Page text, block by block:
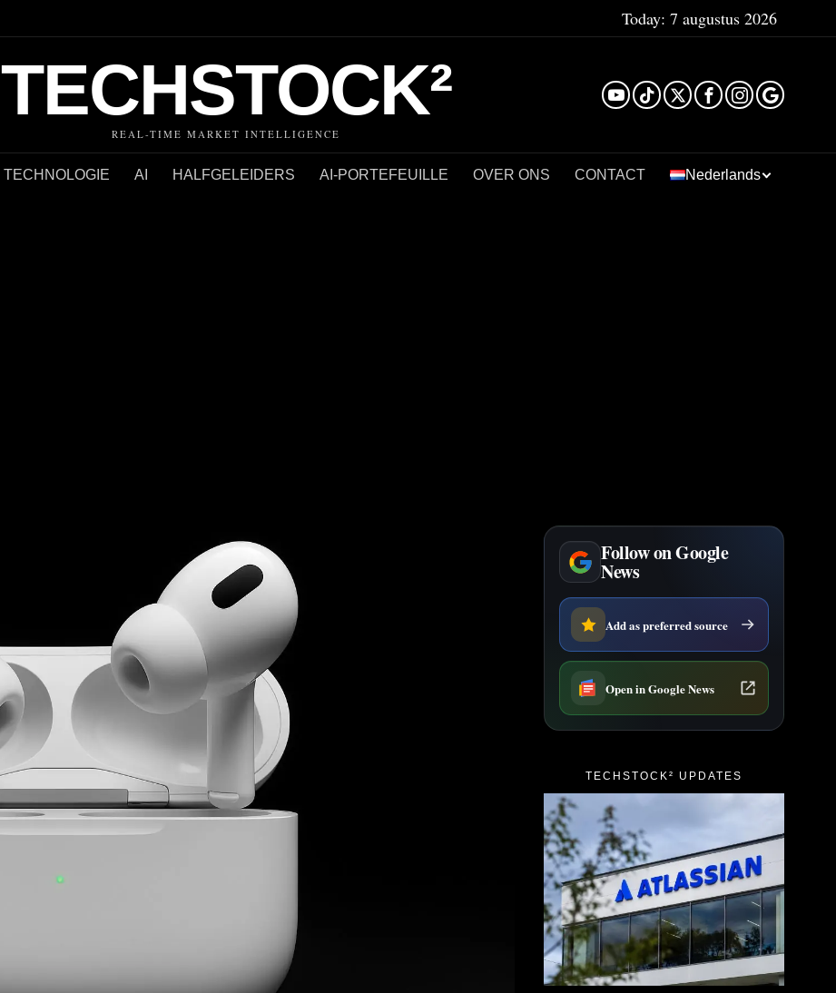
Today: 7 augustus 2026
TECHSTOCK²
REAL-TIME MARKET INTELLIGENCE
TECHNOLOGIE AI HALFGELEIDERS AI-PORTEFEUILLE OVER ONS CONTACT Nederlands
Follow on Google
News
Add as preferred source
Open in Google News
TECHSTOCK² UPDATES